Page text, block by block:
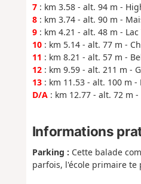
7: km 3.58 - alt. 94 m -
8: km 3.74 - alt. 90 m -
9: km 4.21 - alt. 48 m -
10: km 5.14 - alt. 77 m -
11 : km 8.21 - alt. 57 m -
12: km 9.59 - alt. 211 m -
13: km 11.53 - alt. 100 m -
D/A: km 12.77 - alt. 72 m
Informations
Parking : Cette balade
parfois, l'école primaire